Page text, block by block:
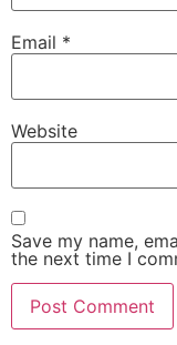
Email *
Website
Save my name,
the next time I